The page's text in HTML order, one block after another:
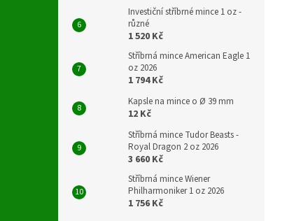
Investiční stříbrné mince 1 oz -
různé
1 520 Kč
Stříbrná mince American Eagle 1
oz 2026
1 794 Kč
Kapsle na mince o Ø 39 mm
12 Kč
Stříbrná mince Tudor Beasts -
Royal Dragon 2 oz 2026
3 660 Kč
Stříbrná mince Wiener
Philharmoniker 1 oz 2026
1 756 Kč